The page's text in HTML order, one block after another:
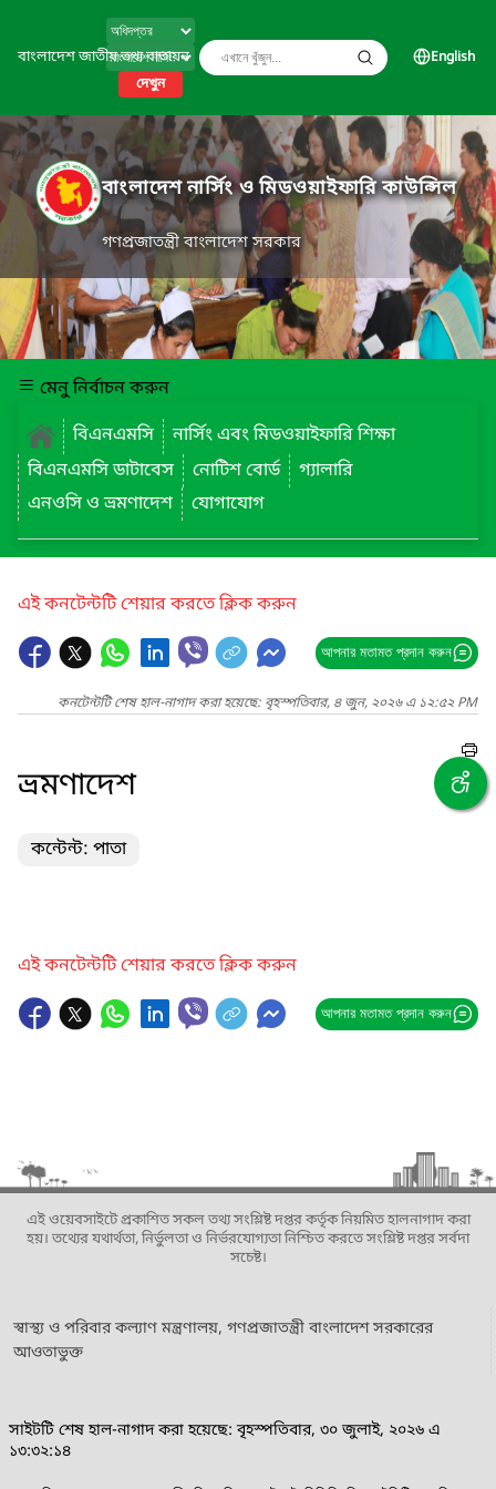
বাংলাদেশ জাতীয় তথ্য বাতায়ন
দেখুন
English
বাংলাদেশ নার্সিং ও মিডওয়াইফারি কাউন্সিল
গণপ্রজাতন্ত্রী বাংলাদেশ সরকার
মেনু নির্বাচন করুন
বিএনএমসি
নার্সিং এবং মিডওয়াইফারি শিক্ষা
বিএনএমসি ডাটাবেস
নোটিশ বোর্ড
গ্যালারি
এনওসি ও ভ্রমণাদেশ
যোগাযোগ
এই কনটেন্টটি শেয়ার করতে ক্লিক করুন
আপনার মতামত প্রদান করুন
কনটেন্টটি শেষ হাল-নাগাদ করা হয়েছে: বৃহস্পতিবার, ৪ জুন, ২০২৬ এ ১২:৫২ PM
ভ্রমণাদেশ
কন্টেন্ট: পাতা
এই কনটেন্টটি শেয়ার করতে ক্লিক করুন
আপনার মতামত প্রদান করুন
এই ওয়েবসাইটে প্রকাশিত সকল তথ্য সংশ্লিষ্ট দপ্তর কর্তৃক নিয়মিত হালনাগাদ করা
হয়। তথ্যের যথার্থতা, নির্ভুলতা ও নির্ভরযোগ্যতা নিশ্চিত করতে সংশ্লিষ্ট দপ্তর সর্বদা
সচেষ্ট।
স্বাস্থ্য ও পরিবার কল্যাণ মন্ত্রণালয়, গণপ্রজাতন্ত্রী বাংলাদেশ সরকারের
আওতাভুক্ত
সাইটটি শেষ হাল-নাগাদ করা হয়েছে: বৃহস্পতিবার, ৩০ জুলাই, ২০২৬ এ
১৩:৩২:১৪